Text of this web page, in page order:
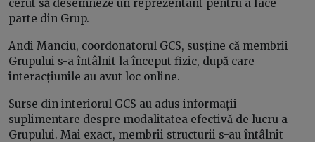
cerut să desemneze un reprezentant pentru a face
parte din Grup.
Andi Manciu, coordonatorul GCS, susține că membrii
Grupului s-a întâlnit la început fizic, după care
interacțiunile au avut loc online.
Surse din interiorul GCS au adus informații
suplimentare despre modalitatea efectivă de lucru a
Grupului. Mai exact, membrii structurii s-au întâlnit